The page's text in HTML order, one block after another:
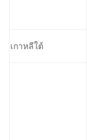
เกาหลีใต้